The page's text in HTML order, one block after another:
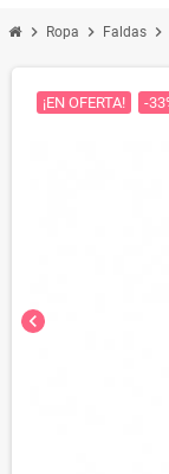
chevron_right Ropa chevron_right Faldas chevron_right
chevron_left
¡EN OFERTA! -